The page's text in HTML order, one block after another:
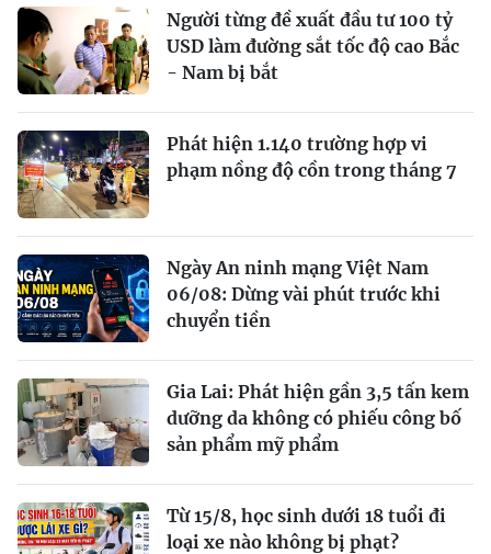
Người từng đề xuất đầu tư 100 tỷ
USD làm đường sắt tốc độ cao Bắc
- Nam bị bắt
Phát hiện 1.140 trường hợp vi
phạm nồng độ cồn trong tháng 7
Ngày An ninh mạng Việt Nam
06/08: Dừng vài phút trước khi
chuyển tiền
Gia Lai: Phát hiện gần 3,5 tấn kem
dưỡng da không có phiếu công bố
sản phẩm mỹ phẩm
Từ 15/8, học sinh dưới 18 tuổi đi
loại xe nào không bị phạt?